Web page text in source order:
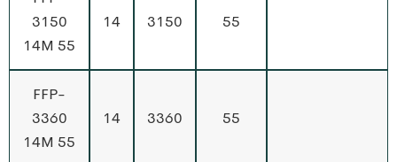
3150
14M 55
14 3150 55
FFP-
3360
14M 55
14 3360 55